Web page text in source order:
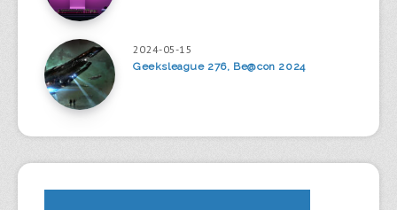
2024-05-15
Geeksleague 276, Be@con 2024